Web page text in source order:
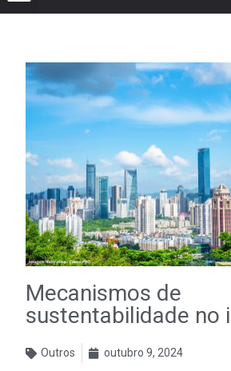
Mecanismos de
sustentabilidade no
Outros outubro 9, 2024